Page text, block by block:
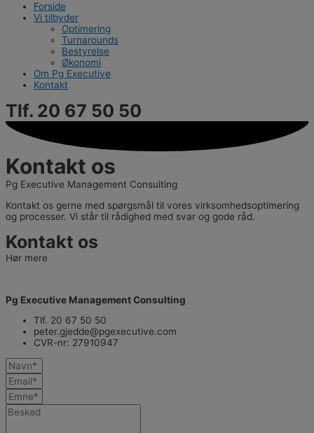
Forside
Vi tilbyder
Optimering
Turnarounds
Bestyrelse
Økonomi
Om Pg Executive
Kontakt
Tlf. 20 67 50 50
Kontakt os
Pg Executive Management Consulting
Kontakt os gerne med spørgsmål til vores virksomhedsoptimering
og processer. Vi står til rådighed med svar og gode råd.
Kontakt os
Hør mere
Pg Executive Management Consulting
Tlf. 20 67 50 50
peter.gjedde@pgexecutive.com
CVR-nr: 27910947